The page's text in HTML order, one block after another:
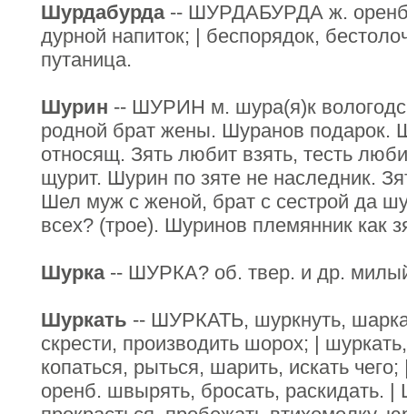
Шурдабурда-- ШУРДАБУРДА ж. оренб.
дурной напиток; | беспорядок,
путаница.
Шурин -- ШУРИН м. шура(я)к
родной брат жены. Шуранов подарок.
относящ. Зять любит взять, тесть
щурит. Шурин по зяте не наследник.
Шел муж с женой, брат с сестрой да
всех? (трое). Шуринов племянник как
Шурка-- ШУРКА? об. твер. и др.
Шуркать -- ШУРКАТЬ, шуркнуть,
скрести, производить шорох; |
копаться, рыться, шарить, искать
оренб. швырять, бросать, раскидать. |